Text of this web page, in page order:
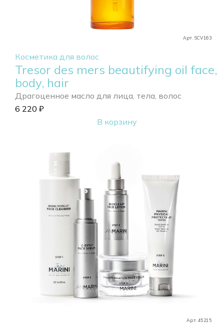
Арт. SCV163
Косметика для волос
Tresor des mers beautifying oil face,
body, hair
Драгоценное масло для лица, тела, волос
6 220 ₽
В корзину
Арт. 45215